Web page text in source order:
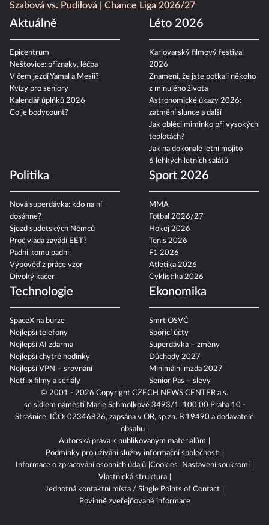
Szabová vs. Pudilová
Chance Liga 2026/27
Aktuálně
Epicentrum
Neštovice: příznaky, léčba
V čem jezdí Yamal a Mesii?
Kvízy pro seniory
Kalendář úplňků 2026
Co je bodycount?
Léto 2026
Karlovarský filmový festival
2026
Znamení, že jste potkali někoho
z minulého života
Astronomické úkazy 2026:
zatmění slunce a další
Jak obléci miminko při vysokých
teplotách?
Jak na dokonalé letní mojito
6 lehkých letních salátů
Politika
Nová superdávka: kdo na ní
dosáhne?
Sjezd sudetských Němců
Proč vláda zavádí EET?
Padni komu padni
Výpověď z práce vzor
Divoký kačer
Sport 2026
MMA
Fotbal 2026/27
Hokej 2026
Tenis 2026
F1 2026
Atletika 2026
Cyklistika 2026
Technologie
SpaceX na burze
Nejlepší telefony
Nejlepší AI zdarma
Nejlepší chytré hodinky
Nejlepší VPN – srovnání
Netflix filmy a seriály
Ekonomika
Smrt OSVČ
Spořicí účty
Superdávka – změny
Důchody 2027
Minimální mzda 2027
Senior Pas – slevy
© 2001 - 2026 Copyright CZECH NEWS CENTER a.s.
se sídlem náměstí Marie Schmolkové 3493/1, 100 00 Praha 10 -
Strašnice, IČO: 02346826, zapsána v OR, sp.zn. B 19490 a dodavatelé
obsahu
Autorská práva k publikovaným materiálům
Podmínky pro užívání služby informační společnosti
Informace o zpracování osobních údajů Cookies
Nastavení soukromí
Vlastnická struktura
Jednotná kontaktní místa / Single Points of Contact
Povinně zveřejňované informace